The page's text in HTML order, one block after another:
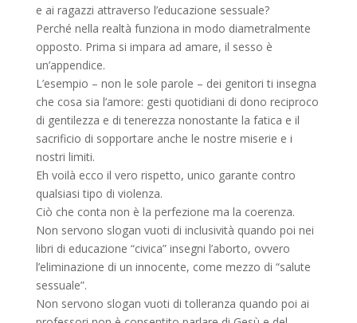
e ai ragazzi attraverso l’educazione sessuale?
Perché nella realtà funziona in modo diametralmente
opposto. Prima si impara ad amare, il sesso è
un’appendice.
L’esempio – non le sole parole – dei genitori ti insegna
che cosa sia l’amore: gesti quotidiani di dono reciproco
di gentilezza e di tenerezza nonostante la fatica e il
sacrificio di sopportare anche le nostre miserie e i
nostri limiti.
Eh voilà ecco il vero rispetto, unico garante contro
qualsiasi tipo di violenza.
Ciò che conta non è la perfezione ma la coerenza.
Non servono slogan vuoti di inclusività quando poi nei
libri di educazione “civica” insegni l’aborto, ovvero
l’eliminazione di un innocente, come mezzo di “salute
sessuale”.
Non servono slogan vuoti di tolleranza quando poi ai